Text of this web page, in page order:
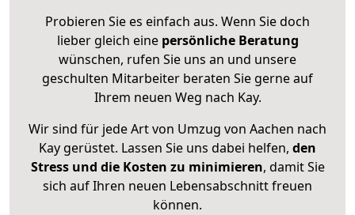
Probieren Sie es einfach aus. Wenn Sie doch
lieber gleich eine persönliche Beratung
wünschen, rufen Sie uns an und unsere
geschulten Mitarbeiter beraten Sie gerne auf
Ihrem neuen Weg nach Kay.
Wir sind für jede Art von Umzug von Aachen nach
Kay gerüstet. Lassen Sie uns dabei helfen, den
Stress und die Kosten zu minimieren, damit Sie
sich auf Ihren neuen Lebensabschnitt freuen
können.